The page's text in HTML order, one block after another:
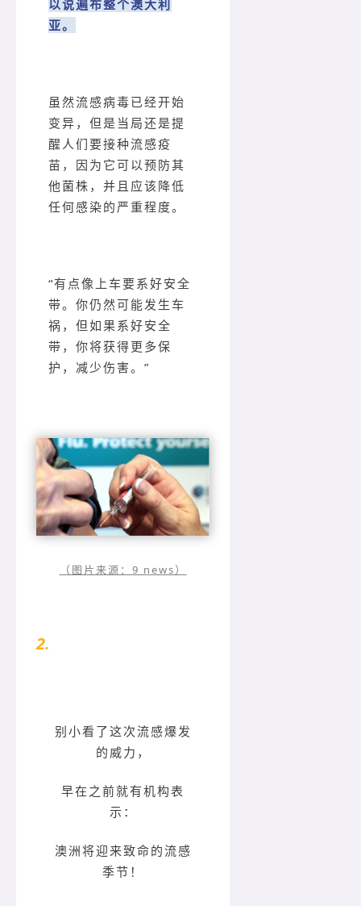
以说遍布整个澳大利
亚。
虽然流感病毒已经开始
变异，但是当局还是提
醒人们要接种流感疫
苗，因为它可以预防其
他菌株，并且应该降低
任何感染的严重程度。
“有点像上车要系好安全
带。你仍然可能发生车
祸，但如果系好安全
带，你将获得更多保
护，减少伤害。”
（图片来源：9 news）
2.
别小看了这次流感爆发
的威力，
早在之前就有机构表
示：
澳洲将迎来致命的流感
季节！